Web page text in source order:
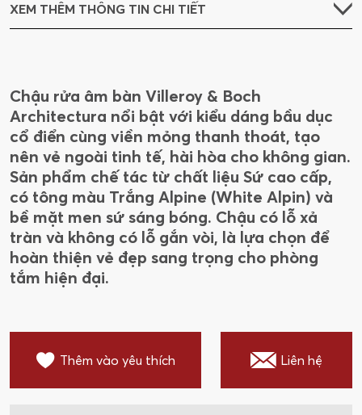
XEM THÊM THÔNG TIN CHI TIẾT
Chậu rửa âm bàn Villeroy & Boch
Architectura nổi bật với kiểu dáng bầu dục
cổ điển cùng viền mỏng thanh thoát, tạo
nên vẻ ngoài tinh tế, hài hòa cho không gian.
Sản phẩm chế tác từ chất liệu Sứ cao cấp,
có tông màu Trắng Alpine (White Alpin) và
bề mặt men sứ sáng bóng. Chậu có lỗ xả
tràn và không có lỗ gắn vòi, là lựa chọn để
hoàn thiện vẻ đẹp sang trọng cho phòng
tắm hiện đại.
Thêm vào yêu thích Liên hệ